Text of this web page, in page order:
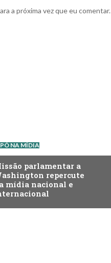
a próxima vez que eu comentar.
NA MÍDIA
parlamentar a
repercute
mídia nacional e